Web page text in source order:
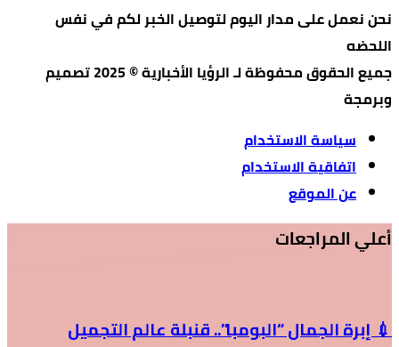
نحن نعمل على مدار اليوم لتوصيل الخبر لكم في نفس
اللحضه
جميع الحقوق محفوظة لـ الرؤيا الأخبارية © 2025 تصميم
وبرمجة
سياسة الاستخدام
اتفاقية الاستخدام
عن الموقع
أعلي المراجعات
💉 إبرة الجمال “البومبا”.. قنبلة عالم التجميل